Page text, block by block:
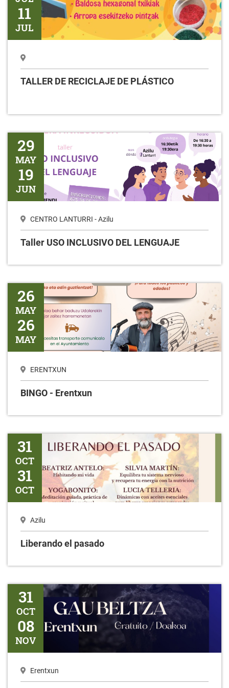
11
JUL
TALLER DE RECICLAJE DE PLÁSTICO
Taller USO INCLUSIVO DEL LENGUAJE
29
MAY
19
JUN
CENTRO LANTURRI - Azilu
Taller USO INCLUSIVO DEL LENGUAJE
BINGO - Erentxun
26
MAY
26
MAY
ERENTXUN
BINGO - Erentxun
Liberando el pasado
31
OCT
31
OCT
Azilu
Liberando el pasado
Gaubeltza
31
OCT
08
NOV
Erentxun